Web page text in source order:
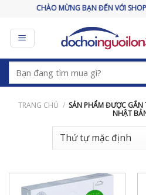
content
CHÀO MỪNG BẠN ĐẾN VỚI
Tìm
kiếm:
TRANG CHỦ / SẢN PHẨM ĐƯỢC GẮN
NHẬT